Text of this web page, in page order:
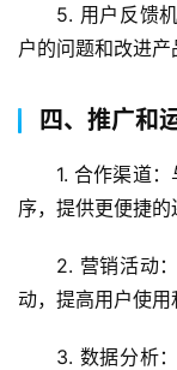
页
程
序
5. 用户反馈
户的问题和改进产
四、推广和
1. 合作渠道
序，提供更便捷的
2. 营销活动
动，提高用户使用
3. 数据分析